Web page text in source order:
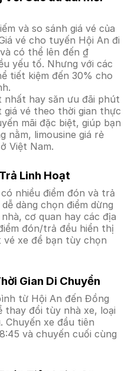
và so sánh giá vé của
vé cho tuyến Hội An đi
có thể lên đến ₫
yếu tố. Nhưng với các
tiết kiệm đến 30% cho
hay săn ưu đãi phút
vé theo thời gian thực
mãi đặc biệt, giúp bạn
nằm, limousine giá rẻ
Việt Nam.
Linh Hoạt
nhiều điểm đón và trả
dàng chọn điểm dừng
cơ quan hay các địa
đón/trả đều hiển thị
xe để bạn tùy chọn
Gian Di Chuyển
từ Hội An đến Đồng
thay đổi tùy nhà xe, loại
Chuyến xe đầu tiên
và chuyến cuối cùng